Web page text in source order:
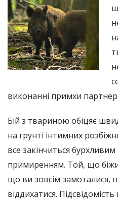
виконанні примхи
Бій з твариною обіцяє
на грунті інтимних
все закінчиться
примиренням. Той, що
що ви зовсім замоталися,
віддихатися.